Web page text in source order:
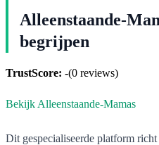
Alleenstaande-
begrijpen
TrustScore: -(0 reviews)
Bekijk Alleenstaande-Mamas
Dit gespecialiseerde platform